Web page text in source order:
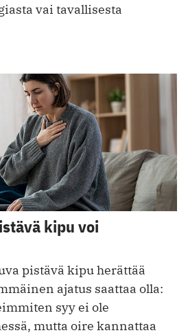
vai tavallisesta
kipu voi
pistävä kipu herättää
ajatus saattaa olla:
syy ei ole
mutta oire kannattaa